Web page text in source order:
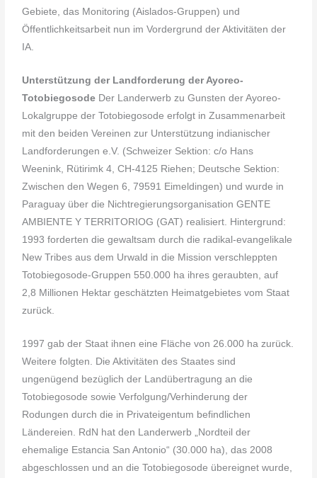
Gebiete, das Monitoring (Aislados-Gruppen) und
Öffentlichkeitsarbeit nun im Vordergrund der Aktivitäten der
IA.
Unterstützung der Landforderung der Ayoreo-
Totobiegosode Der Landerwerb zu Gunsten der Ayoreo-
Lokalgruppe der Totobiegosode erfolgt in Zusammenarbeit
mit den beiden Vereinen zur Unterstützung indianischer
Landforderungen e.V. (Schweizer Sektion: c/o Hans
Weenink, Rütirimk 4, CH-4125 Riehen; Deutsche Sektion:
Zwischen den Wegen 6, 79591 Eimeldingen) und wurde in
Paraguay über die Nichtregierungsorganisation GENTE
AMBIENTE Y TERRITORIOG (GAT) realisiert. Hintergrund:
1993 forderten die gewaltsam durch die radikal-evangelikale
New Tribes aus dem Urwald in die Mission verschleppten
Totobiegosode-Gruppen 550.000 ha ihres geraubten, auf
2,8 Millionen Hektar geschätzten Heimatgebietes vom Staat
zurück.
1997 gab der Staat ihnen eine Fläche von 26.000 ha zurück.
Weitere folgten. Die Aktivitäten des Staates sind
ungenügend bezüglich der Landübertragung an die
Totobiegosode sowie Verfolgung/Verhinderung der
Rodungen durch die in Privateigentum befindlichen
Ländereien. RdN hat den Landerwerb „Nordteil der
ehemalige Estancia San Antonio“ (30.000 ha), das 2008
abgeschlossen und an die Totobiegosode übereignet wurde,